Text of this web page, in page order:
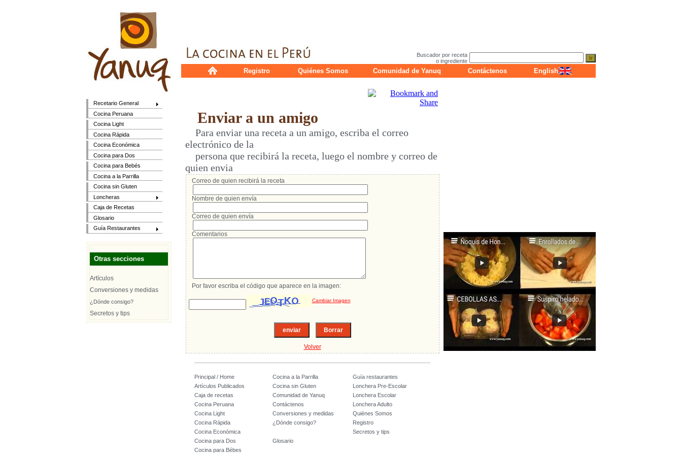
Recetario General
Cocina Peruana
Cocina Light
Cocina Rápida
Cocina Económica
Cocina para Dos
Cocina para Bebés
Cocina a la Parrilla
Cocina sin Gluten
Loncheras
Caja de Recetas
Glosario
Guía Restaurantes
Otras secciones
Artículos
Conversiones y medidas
¿Dónde consigo?
Secretos y tips
Buscador por receta
o ingrediente
Registro Quiénes Somos Comunidad de Yanuq Contáctenos English
Enviar a un amigo
Para enviar una receta a un amigo, escriba el correo
electrónico de la
persona que recibirá la receta, luego el nombre y correo de
quien envia
Correo de quien recibirá la receta
Nombre de quien envía
Correo de quien envía
Comentarios
Por favor escriba el código que aparece en la imagen:
Cambiar Imagen
Volver
Principal / Home Cocina a la Parrilla
Guía restaurantes
Artículos Publicados
Cocina sin Gluten
Lonchera Pre-Escolar
Caja de recetas
Comunidad de Yanuq
Lonchera Escolar
Cocina Peruana
Contáctenos
Lonchera Adulto
Cocina Light
Conversiones y medidas
Quiénes Somos
Cocina Rápida
¿Dónde consigo?
Registro
Cocina Económica
Secretos y tips
Cocina para Dos
Glosario
Cocina para Bébes